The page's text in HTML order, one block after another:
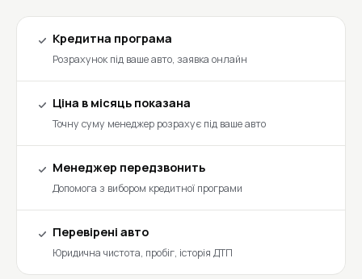
Кредитна програма
Розрахунок під ваше авто, заявка онлайн
Ціна в місяць показана
Точну суму менеджер розрахує під ваше авто
Менеджер передзвонить
Допомога з вибором кредитної програми
Перевірені авто
Юридична чистота, пробіг, історія ДТП